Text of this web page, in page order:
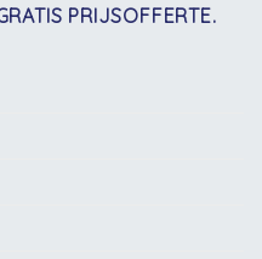
PRIJSOFFERTE.